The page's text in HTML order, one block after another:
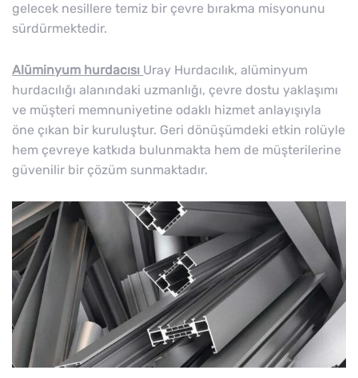
gelecek nesillere temiz bir çevre bırakma misyonunu
sürdürmektedir.
Alüminyum hurdacısı Uray Hurdacılık, alüminyum
hurdacılığı alanındaki uzmanlığı, çevre dostu yaklaşımı
ve müşteri memnuniyetine odaklı hizmet anlayışıyla
öne çıkan bir kuruluştur. Geri dönüşümdeki etkin rolüyle
hem çevreye katkıda bulunmakta hem de müşterilerine
güvenilir bir çözüm sunmaktadır.